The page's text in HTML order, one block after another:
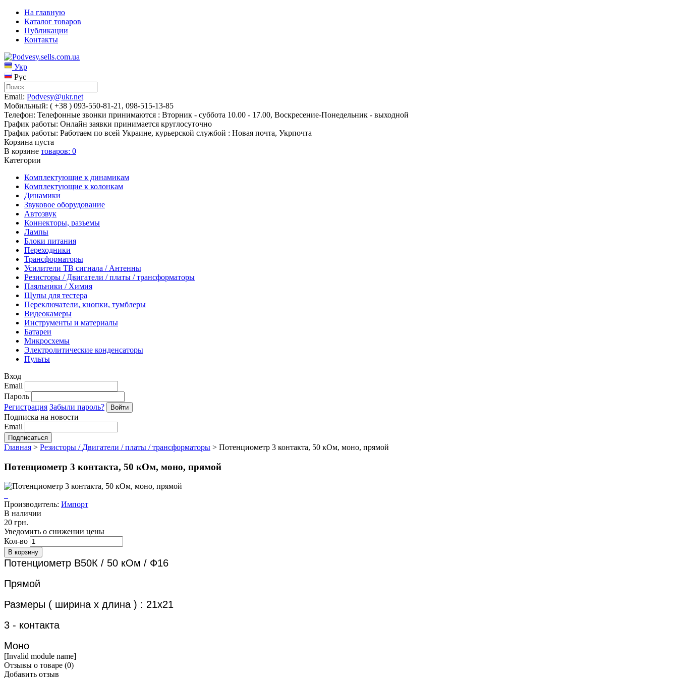
На главную
Каталог товаров
Публикации
Контакты
Укр
Рус
Email: Podvesy@ukr.net
Мобильный: ( +38 ) 093-550-81-21, 098-515-13-85
Телефон: Телефонные звонки принимаются : Вторник - суббота 10.00 - 17.00, Воскресение-Понедельник - выходной
График работы: Онлайн заявки принимается круглосуточно
График работы: Работаем по всей Украине, курьерской службой : Новая почта, Укрпочта
Корзина пуста
В корзине товаров: 0
Категории
Комплектующие к динамикам
Комплектующие к колонкам
Динамики
Звуковое оборудование
Автозвук
Коннекторы, разъемы
Лампы
Блоки питания
Переходники
Трансформаторы
Усилители ТВ сигнала / Антенны
Резисторы / Двигатели / платы / трансформаторы
Паяльники / Химия
Щупы для тестера
Переключатели, кнопки, тумблеры
Видеокамеры
Инструменты и материалы
Батареи
Микросхемы
Электролитические конденсаторы
Пульты
Вход
Email
Пароль
Регистрация Забыли пароль?
Подписка на новости
Email
Главная > Резисторы / Двигатели / платы / трансформаторы > Потенциометр 3 контакта, 50 кОм, моно, прямой
Потенциометр 3 контакта, 50 кОм, моно, прямой
Производитель: Импорт
В наличии
20 грн.
Уведомить о снижении цены
Кол-во
Потенциометр В50К / 50 кОм / Ф16
Прямой
Размеры ( ширина х длина ) : 21х21
3 - контакта
Моно
[Invalid module name]
Отзывы о товаре (0)
Добавить отзыв